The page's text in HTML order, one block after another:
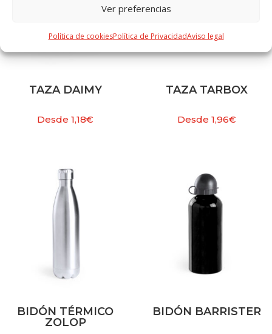
Ver preferencias
Política de cookiesPolítica de PrivacidadAviso legal
TAZA DAIMY
Desde1,18€
TAZA TARBOX
Desde 1,96€
BIDÓN TÉRMICO
ZOLOP
BIDÓN BARRISTER